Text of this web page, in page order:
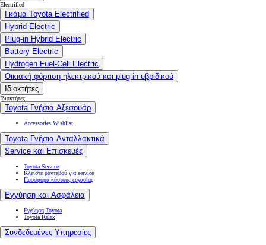
Electrified
Γκάμα Toyota Electrified
Hybrid Electric
Plug-in Hybrid Electric
Battery Electric
Hydrogen Fuel-Cell Electric
Οικιακή φόρτιση ηλεκτρικού και plug-in υβριδικού
Ιδιοκτήτες
Ιδιοκτήτες
Toyota Γνήσια Αξεσουάρ
Accessories Wishlist
Toyota Γνήσια Ανταλλακτικά
Service και Επισκευές
Toyota Service
Κλείστε ραντεβού για service
Προσφορά κόστους εργασίας
Εγγύηση και Ασφάλεια
Εγγύηση Toyota
Toyota Relax
Συνδεδεμένες Υπηρεσίες